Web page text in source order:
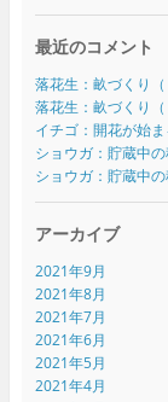
最近のコメント
落花生：畝づくり（
落花生：畝づくり（
イチゴ：開花が始ま
ショウガ：貯蔵中
ショウガ：貯蔵中
アーカイブ
2021年9月
2021年8月
2021年7月
2021年6月
2021年5月
2021年4月